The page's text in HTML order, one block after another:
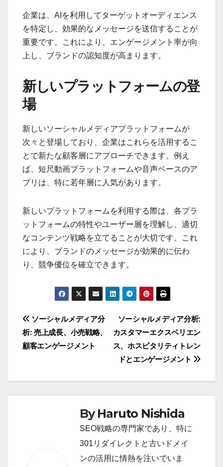
テンツはよりパーソナライズされ、ユーザーの興
味に基づいた情報を提供できます。例えば、機械
学習アルゴリズムを使用して、ユーザーの過去の
行動を分析し、関連性の高い広告や投稿を表示す
企業は、AIを利用してターゲットオーディエンス
を特定し、効果的なメッセージを送信することが
上し、ブランドの認知度が高まります。
新しいプラットフォームの登
場
新しいソーシャルメディアプラットフォームが
次々と登場しており、企業はこれらを活用するこ
とで新たな顧客層にアプローチできます。例え
ば、短尺動画プラットフォームや音声ベースのア
プリは、特に若年層に人気があります。
新しいプラットフォームを利用する際は、各プラ
なコンテンツ戦略を立てることが大切です。これ
により、ブランドのメッセージが効果的に伝わ
り、競争優位を確立できます。
navigation
カスタマーエクスペリエン
ス、ホスピタリティトレン
ドとエンゲージメント
析: 売上成長、小売戦略、
顧客エンゲージメント